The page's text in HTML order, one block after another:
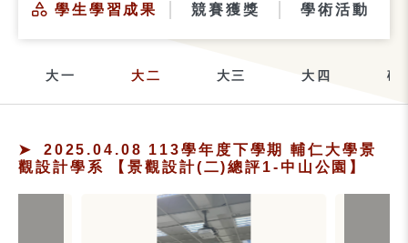
學生學習成果 競賽獲獎 學術活動
大一 大二 大三 大四 碩
2025.04.08 113學年度下學期 輔仁大學景
觀設計學系 【景觀設計(二)總評1-中山公園】